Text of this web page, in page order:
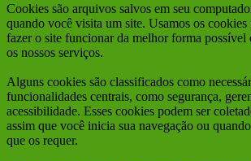
Cookies são arquivos salvos em seu
quando você visita um site. Usamos os cookies
fazer o site funcionar da melhor forma possível
os nossos serviços.
Alguns cookies são classificados como
funcionalidades centrais, como segurança,
acessibilidade. Esses cookies podem ser
assim que você inicia sua navegação ou
que os requer.